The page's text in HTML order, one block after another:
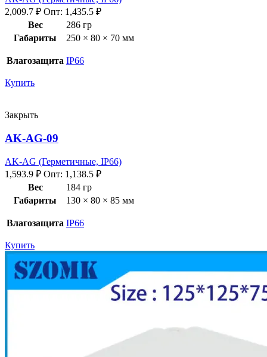
2,009.7 ₽ Опт: 1,435.5 ₽
Вес
286 гр
Габариты
250 × 80 × 70 мм
Влагозащита IP66
Купить
Закрыть
AK-AG-09
AK-AG (Герметичные, IP66)
1,593.9 ₽ Опт: 1,138.5 ₽
Вес
184 гр
Габариты
130 × 80 × 85 мм
Влагозащита IP66
Купить